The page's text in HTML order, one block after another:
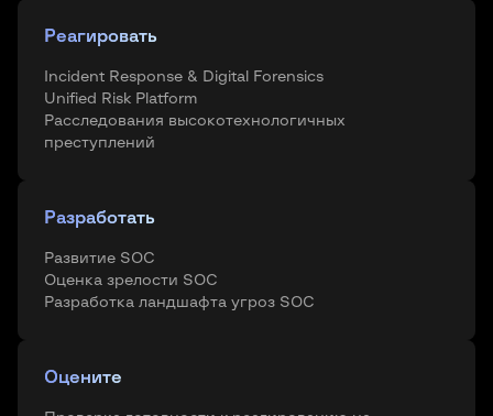
Реагировать
Incident Response & Digital Forensics
Unified Risk Platform
Расследования высокотехнологичных
преступлений
Разработать
Развитие SOC
Оценка зрелости SOC
Разработка ландшафта угроз SOC
Оцените